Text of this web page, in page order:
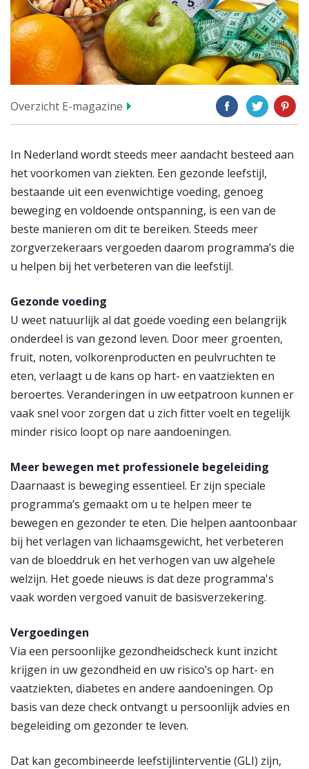
Overzicht E-magazine
In Nederland wordt steeds meer aandacht besteed aan
het voorkomen van ziekten. Een gezonde leefstijl,
bestaande uit een evenwichtige voeding, genoeg
beweging en voldoende ontspanning, is een van de
beste manieren om dit te bereiken. Steeds meer
zorgverzekeraars vergoeden daarom programma’s die
u helpen bij het verbeteren van die leefstijl.
Gezonde voeding
U weet natuurlijk al dat goede voeding een belangrijk
onderdeel is van gezond leven. Door meer groenten,
fruit, noten, volkorenproducten en peulvruchten te
eten, verlaagt u de kans op hart- en vaatziekten en
beroertes. Veranderingen in uw eetpatroon kunnen er
vaak snel voor zorgen dat u zich fitter voelt en tegelijk
minder risico loopt op nare aandoeningen.
Meer bewegen met professionele begeleiding
Daarnaast is beweging essentieel. Er zijn speciale
programma’s gemaakt om u te helpen meer te
bewegen en gezonder te eten. Die helpen aantoonbaar
bij het verlagen van lichaamsgewicht, het verbeteren
van de bloeddruk en het verhogen van uw algehele
welzijn. Het goede nieuws is dat deze programma's
vaak worden vergoed vanuit de basisverzekering.
Vergoedingen
Via een persoonlijke gezondheidscheck kunt inzicht
krijgen in uw gezondheid en uw risico’s op hart- en
vaatziekten, diabetes en andere aandoeningen. Op
basis van deze check ontvangt u persoonlijk advies en
begeleiding om gezonder te leven.
Dat kan gecombineerde leefstijlinterventie (GLI) zijn,